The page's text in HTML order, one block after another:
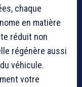
chaque
en matière
réduit non
régénère aussi
véhicule.
votre